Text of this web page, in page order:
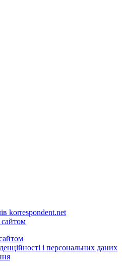
korrespondent.net
і персональних даних